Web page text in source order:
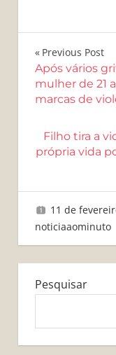
de
Post
Previous Post
Após vários
mulher de 21
marcas de
Filho tira a
própria vida
11 de
noticiaaominuto
Pesquisar